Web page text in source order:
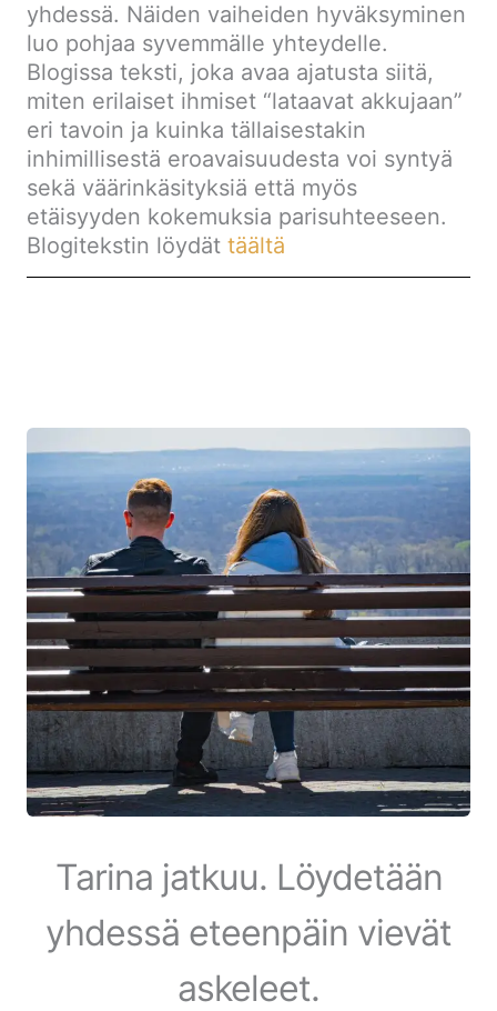
yhdessä. Näiden vaiheiden hyväksyminen
luo pohjaa syvemmälle yhteydelle.
Blogissa teksti, joka avaa ajatusta siitä,
miten erilaiset ihmiset “lataavat akkujaan”
eri tavoin ja kuinka tällaisestakin
inhimillisestä eroavaisuudesta voi syntyä
sekä väärinkäsityksiä että myös
etäisyyden kokemuksia parisuhteeseen.
Blogitekstin löydät täältä
Tarina jatkuu. Löydetään
yhdessä eteenpäin vievät
askeleet.